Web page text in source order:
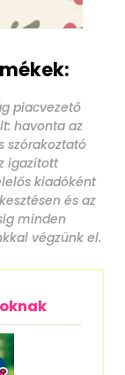
piacvezető
havonta az
szórakoztató
igazított
kiadóként
és az
minden
végzünk el.